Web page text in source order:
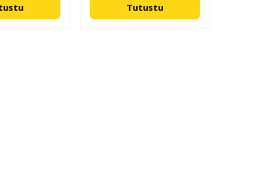
Tutustu